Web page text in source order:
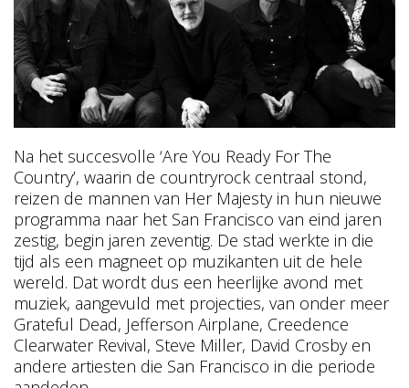
Na het succesvolle ‘Are You Ready For The
Country’, waarin de countryrock centraal stond,
reizen de mannen van Her Majesty in hun nieuwe
programma naar het San Francisco van eind jaren
zestig, begin jaren zeventig. De stad werkte in die
tijd als een magneet op muzikanten uit de hele
wereld. Dat wordt dus een heerlijke avond met
muziek, aangevuld met projecties, van onder meer
Grateful Dead, Jefferson Airplane, Creedence
Clearwater Revival, Steve Miller, David Crosby en
andere artiesten die San Francisco in die periode